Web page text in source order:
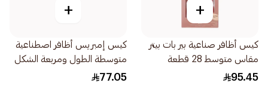
+
كيس أظافر صناعية بير بات بيتر
مقاس متوسط 28 قطعة
95.45
+
كيس إمبريس أظافر اصطناعية
متوسطة الطول ومربعة الشكل
باللون الأحمر 30قطعة
77.05